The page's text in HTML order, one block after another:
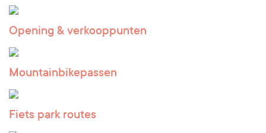
Opening & verkooppunten
Mountainbikepassen
Fiets park routes